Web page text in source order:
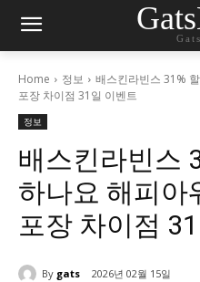
Home 정보
배스킨라빈스 31%
포장 차이점 31일 이벤트
정보
배스킨라빈스
하나요 해피아
포장 차이점
By gats 2026년 02월 15일